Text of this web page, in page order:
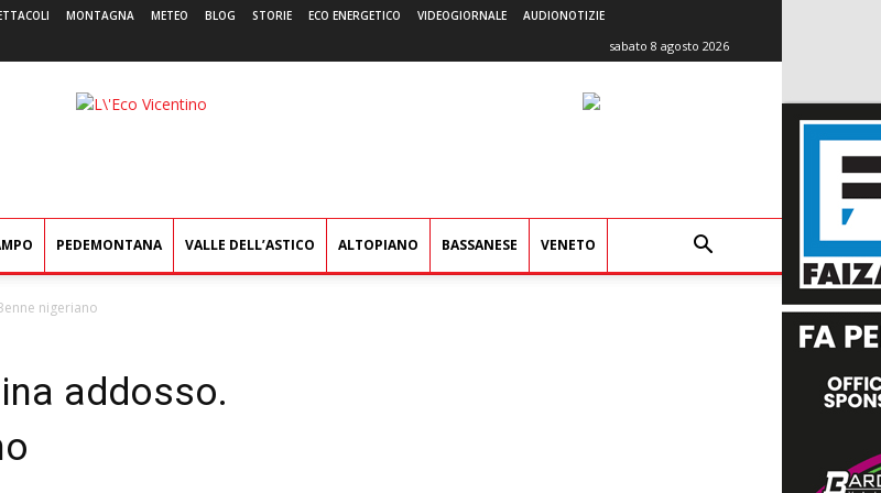
MONTAGNA METEO BLOG STORIE ECO ENERGETICO VIDEOGIORNALE AUDIONOTIZIE
sabato 8 agosto 2026
L'Eco
PEDEMONTANA VALLE DELL’ASTICO ALTOPIANO BASSANESE VENETO
nigeriano
addosso.